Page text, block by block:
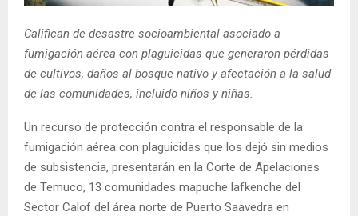
N
U
Califican de desastre socioambiental asociado a
fumigación aérea con plaguicidas que generaron pérdidas
de cultivos, daños al bosque nativo y afectación a la salud
de las comunidades, incluido niños y niñas.
Un recurso de protección contra el responsable de la
fumigación aérea con plaguicidas que los dejó sin medios
de subsistencia, presentarán en la Corte de Apelaciones
de Temuco, 13 comunidades mapuche lafkenche del
Sector Calof del área norte de Puerto Saavedra en